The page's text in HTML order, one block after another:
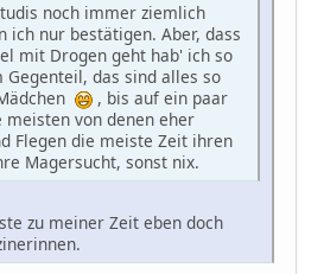
noch immer ziemlich
ich nur bestätigen. Aber, dass
mit Drogen geht hab' ich so
das sind alles so
, bis auf ein paar
meisten von denen eher
Flegen die meiste Zeit ihren
Magersucht, sonst nix.
zu meiner Zeit eben doch